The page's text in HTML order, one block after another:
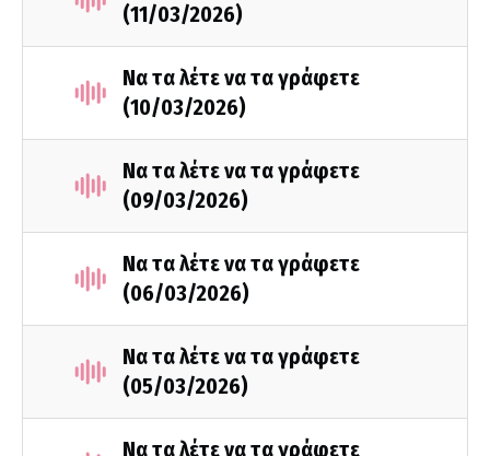
(11/03/2026)
Να τα λέτε να τα γράφετε
(10/03/2026)
Να τα λέτε να τα γράφετε
(09/03/2026)
Να τα λέτε να τα γράφετε
(06/03/2026)
Να τα λέτε να τα γράφετε
(05/03/2026)
Να τα λέτε να τα γράφετε